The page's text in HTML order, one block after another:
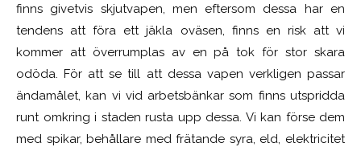
finns givetvis skjutvapen, men eftersom dessa har en
tendens att föra ett jäkla oväsen, finns en risk att vi
kommer att överrumplas av en på tok för stor skara
odöda. För att se till att dessa vapen verkligen passar
ändamålet, kan vi vid arbetsbänkar som finns utspridda
runt omkring i staden rusta upp dessa. Vi kan förse dem
med spikar, behållare med frätande syra, eld, elektricitet